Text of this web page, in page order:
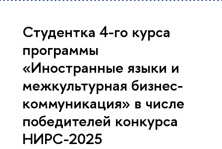
Студентка 4-го курса
программы
«Иностранные языки и
межкультурная бизнес-
коммуникация» в числе
победителей конкурса
НИРС-2025